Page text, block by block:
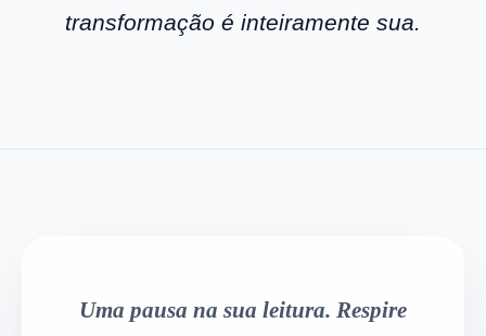
transformação é inteiramente sua.
Uma pausa na sua leitura. Respire